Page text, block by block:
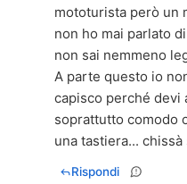
mototurista però un
non ho mai parlato
non sai nemmeno
A parte questo io
capisco perché devi
soprattutto comodo
una tastiera...
Rispondi